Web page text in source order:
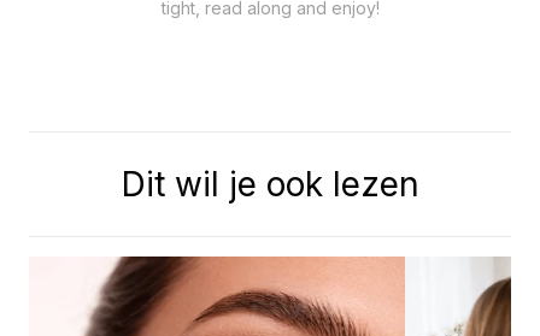
tight, read along and enjoy!
Dit wil je ook lezen